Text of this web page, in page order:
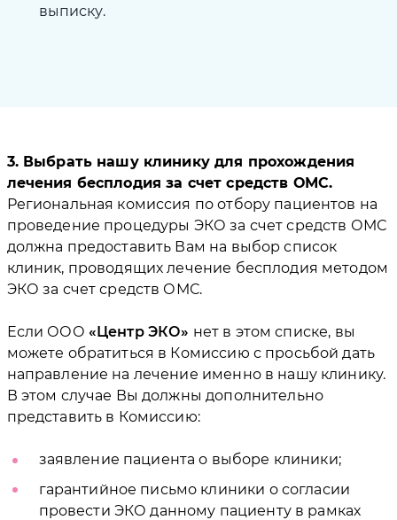
выписку.
3. Выбрать нашу клинику для прохождения
лечения бесплодия за счет средств ОМС.
Региональная комиссия по отбору пациентов на
проведение процедуры ЭКО за счет средств ОМС
должна предоставить Вам на выбор список
клиник, проводящих лечение бесплодия методом
ЭКО за счет средств ОМС.
Если ООО Центр ЭКО
нет в этом списке, вы
можете обратиться в Комиссию с просьбой дать
направление на лечение именно в нашу клинику.
В этом случае Вы должны дополнительно
представить в Комиссию:
заявление пациента о выборе клиники;
гарантийное письмо клиники о согласии
провести ЭКО данному пациенту в рамках